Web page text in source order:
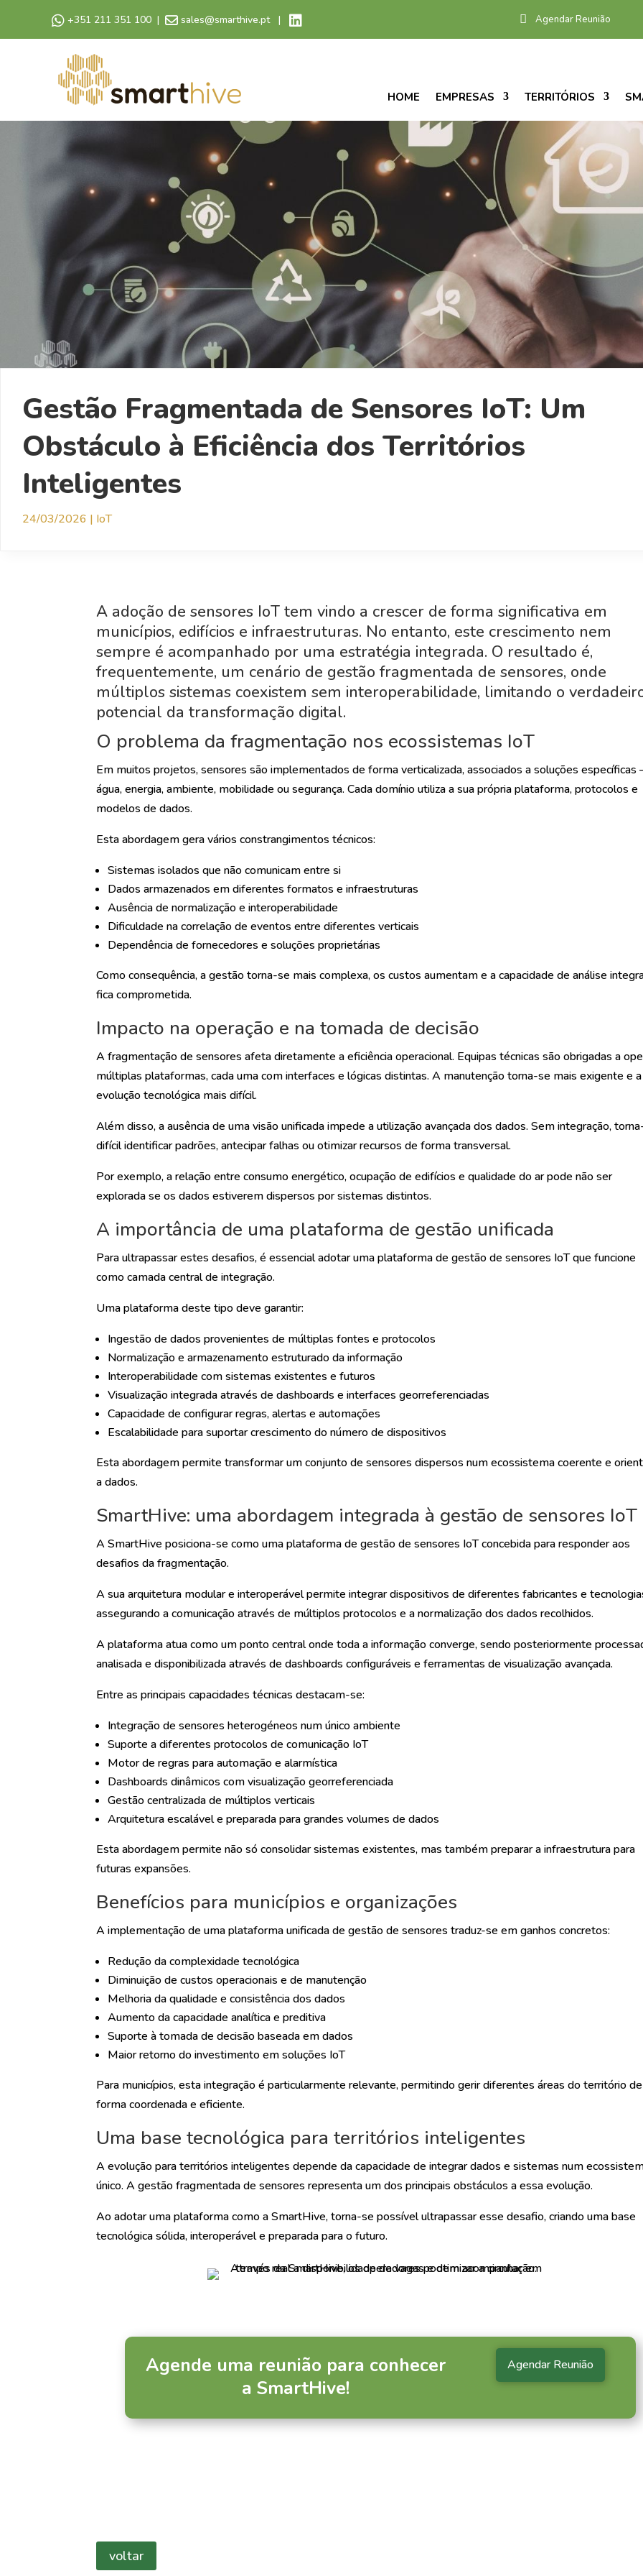
+351 211 351 100 | sales@smarthive.pt| Agendar Reunião
HOME EMPRESAS TERRITÓRIOS
Gestão Fragmentada de Sensores IoT: Um
Obstáculo à Eficiência dos Territórios
Inteligentes
24/03/2026 | IoT
A adoção de sensores IoT tem vindo a crescer de forma significativa em
municípios, edifícios e infraestruturas. No entanto, este crescimento nem
sempre é acompanhado por uma estratégia integrada. O resultado é,
frequentemente, um cenário de gestão fragmentada de sensores, onde
múltiplos sistemas coexistem sem interoperabilidade, limitando o
potencial da transformação digital.
O problema da fragmentação nos ecossistemas IoT
Em muitos projetos, sensores são implementados de forma verticalizada, associados a soluções
água, energia, ambiente, mobilidade ou segurança. Cada domínio utiliza a sua própria plataforma, protocolos e
modelos de dados.
Esta abordagem gera vários constrangimentos técnicos:
Sistemas isolados que não comunicam entre si
Dados armazenados em diferentes formatos e infraestruturas
Ausência de normalização e interoperabilidade
Dificuldade na correlação de eventos entre diferentes verticais
Dependência de fornecedores e soluções proprietárias
Como consequência, a gestão torna-se mais complexa, os custos aumentam e a capacidade de análise
fica comprometida.
Impacto na operação e na tomada de decisão
A fragmentação de sensores afeta diretamente a eficiência operacional. Equipas técnicas são obrigadas a
múltiplas plataformas, cada uma com interfaces e lógicas distintas. A manutenção torna-se mais exigente e a
evolução tecnológica mais difícil.
Além disso, a ausência de uma visão unificada impede a utilização avançada dos dados. Sem integração,
difícil identificar padrões, antecipar falhas ou otimizar recursos de forma transversal.
Por exemplo, a relação entre consumo energético, ocupação de edifícios e qualidade do ar pode não ser
explorada se os dados estiverem dispersos por sistemas distintos.
A importância de uma plataforma de gestão unificada
Para ultrapassar estes desafios, é essencial adotar uma plataforma de gestão de sensores IoT que funcione
como camada central de integração.
Uma plataforma deste tipo deve garantir:
Ingestão de dados provenientes de múltiplas fontes e protocolos
Normalização e armazenamento estruturado da informação
Interoperabilidade com sistemas existentes e futuros
Visualização integrada através de dashboards e interfaces georreferenciadas
Capacidade de configurar regras, alertas e automações
Escalabilidade para suportar crescimento do número de dispositivos
Esta abordagem permite transformar um conjunto de sensores dispersos num ecossistema coerente e
a dados.
SmartHive: uma abordagem integrada à gestão de sensores IoT
A SmartHive posiciona-se como uma plataforma de gestão de sensores IoT concebida para responder aos
desafios da fragmentação.
A sua arquitetura modular e interoperável permite integrar dispositivos de diferentes fabricantes e
assegurando a comunicação através de múltiplos protocolos e a normalização dos dados recolhidos.
A plataforma atua como um ponto central onde toda a informação converge, sendo posteriormente
analisada e disponibilizada através de dashboards configuráveis e ferramentas de visualização avançada.
Entre as principais capacidades técnicas destacam-se:
Integração de sensores heterogéneos num único ambiente
Suporte a diferentes protocolos de comunicação IoT
Motor de regras para automação e alarmística
Dashboards dinâmicos com visualização georreferenciada
Gestão centralizada de múltiplos verticais
Arquitetura escalável e preparada para grandes volumes de dados
Esta abordagem permite não só consolidar sistemas existentes, mas também preparar a infraestrutura para
futuras expansões.
Benefícios para municípios e organizações
A implementação de uma plataforma unificada de gestão de sensores traduz-se em ganhos concretos:
Redução da complexidade tecnológica
Diminuição de custos operacionais e de manutenção
Melhoria da qualidade e consistência dos dados
Aumento da capacidade analítica e preditiva
Suporte à tomada de decisão baseada em dados
Maior retorno do investimento em soluções IoT
Para municípios, esta integração é particularmente relevante, permitindo gerir diferentes áreas do território de
forma coordenada e eficiente.
Uma base tecnológica para territórios inteligentes
A evolução para territórios inteligentes depende da capacidade de integrar dados e sistemas num
único. A gestão fragmentada de sensores representa um dos principais obstáculos a essa evolução.
Ao adotar uma plataforma como a SmartHive, torna-se possível ultrapassar esse desafio, criando uma base
tecnológica sólida, interoperável e preparada para o futuro.
Agende uma reunião para conhecer
a SmartHive!
Agendar Reunião
voltar